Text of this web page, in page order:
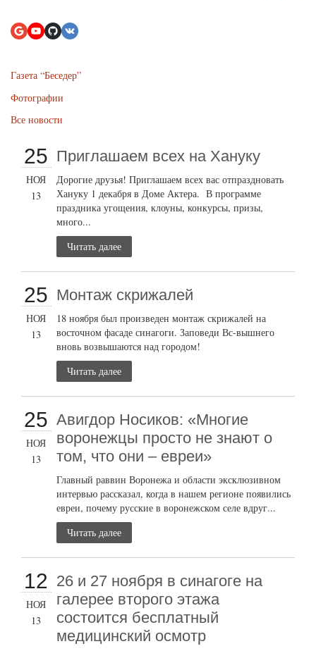
Газета “Беседер”
Фотографии
Все новости
25
НОЯ
13
Приглашаем всех на Хануку
Дорогие друзья! Приглашаем всех вас отпраздновать
Хануку 1 декабря в Доме Актера. В программе
праздника угощения, клоуны, конкурсы, призы,
много...
Читать далее
25
НОЯ
13
Монтаж скрижалей
18 ноября был произведен монтаж скрижалей на
восточном фасаде синагоги. Заповеди Вс-вышнего
вновь возвышаются над городом!
Читать далее
25
НОЯ
13
Авигдор Носиков: «Многие
воронежцы просто не знают о
том, что они – евреи»
Главный раввин Воронежа и области эксклюзивном
интервью рассказал, когда в нашем регионе появились
евреи, почему русские в воронежском селе вдруг...
Читать далее
12
НОЯ
13
26 и 27 ноября в синагоге на
галерее второго этажа
состоится бесплатный
медицинский осмотр